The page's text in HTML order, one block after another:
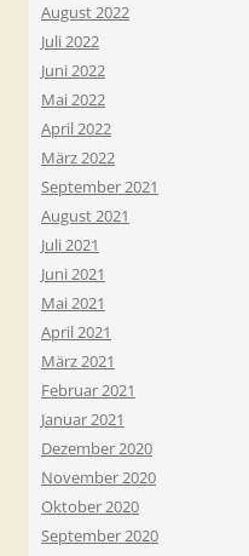
August 2022
Juli 2022
Juni 2022
Mai 2022
April 2022
März 2022
September 2021
August 2021
Juli 2021
Juni 2021
Mai 2021
April 2021
März 2021
Februar 2021
Januar 2021
Dezember 2020
November 2020
Oktober 2020
September 2020